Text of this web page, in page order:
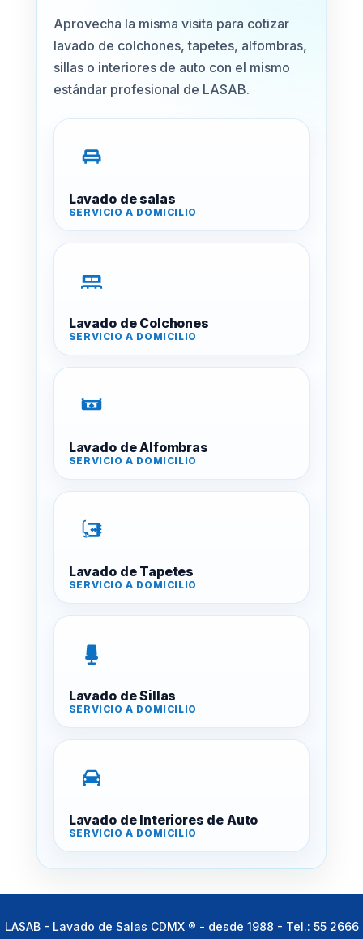
Aprovecha la misma visita para cotizar
lavado de colchones, tapetes, alfombras,
sillas o interiores de auto con el mismo
estándar profesional de LASAB.
Lavado de salas
Lavado de Colchones
Lavado de Alfombras
Lavado de Tapetes
Lavado de Sillas
Lavado de Interiores de Auto
LASAB - Lavado de Salas CDMX ® - desde 1988 - Tel.: 55 2666